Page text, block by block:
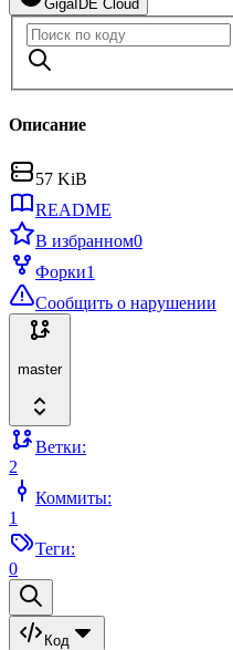
GigaIDE Cloud
Описание
57 KiB
README
В избранном0
Форки1
Сообщить о нарушении
master
Ветки:
2
Коммиты:
1
Теги:
0
Код